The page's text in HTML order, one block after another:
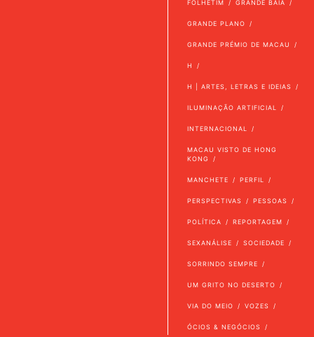
FOLHETIM GRANDE BAÍA
GRANDE PLANO
GRANDE PRÉMIO DE MACAU
H
H | ARTES, LETRAS E IDEIAS
ILUMINAÇÃO ARTIFICIAL
INTERNACIONAL
MACAU VISTO DE HONG
KONG
MANCHETE PERFIL
PERSPECTIVAS PESSOAS
POLÍTICA REPORTAGEM
SEXANÁLISE SOCIEDADE
SORRINDO SEMPRE
UM GRITO NO DESERTO
VIA DO MEIO VOZES
ÓCIOS & NEGÓCIOS